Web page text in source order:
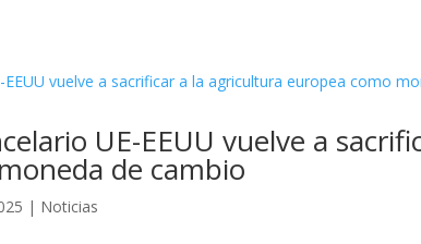
UE-EEUU vuelve a
de cambio
| Noticias